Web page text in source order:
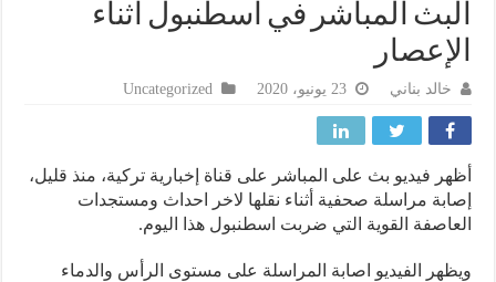
المباشر في اسطنبول اثناء
خالد بناني Uncategorized
فيديو بث على المباشر على قناة إخبارية تركية، منذ قليل،
مراسلة صحفية أثناء نقلها لاخر احداث ومستجدات
القوية التي ضربت اسطنبول هذا اليوم.
الفيديو اصابة المراسلة على مستوى الرأس والدماء